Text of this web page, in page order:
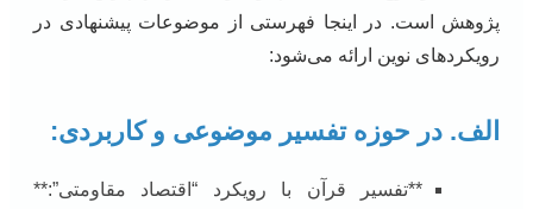
پژوهش است. در اینجا فهرستی از موضوعات پیشنهادی در
رویکردهای نوین ارائه می‌شود:
الف. در حوزه تفسیر موضوعی و کاربردی:
**تفسیر قرآن با رویکرد “اقتصاد مقاومتی”:**